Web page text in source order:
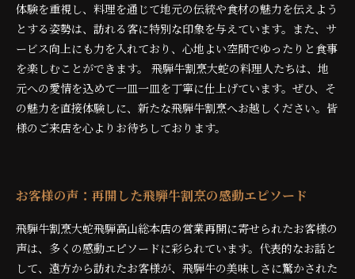
体験を重視し、料理を通じて地元の伝統や食材の魅力を伝えよう
とする姿勢は、訪れる客に特別な印象を与えています。また、サ
ービス向上にも力を入れており、心地よい空間でゆったりと食事
を楽しむことができます。 飛騨牛割烹大蛇の料理人たちは、地
元への愛情を込めて一皿一皿を丁寧に仕上げています。ぜひ、そ
の魅力を直接体験しに、新たな飛騨牛割烹へお越しください。皆
様のご来店を心よりお待ちしております。
お客様の声：再開した飛騨牛割烹の感動エピソード
飛騨牛割烹大蛇飛騨高山総本店の営業再開に寄せられたお客様の
声は、多くの感動エピソードに彩られています。代表的なお話と
して、遠方から訪れたお客様が、飛騨牛の美味しさに驚かされた